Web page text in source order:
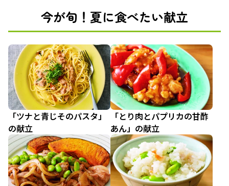
今が旬！夏に食べたい献立
「ツナと青じそのパスタ」
の献立
「とり肉とパプリカの甘酢
あん」の献立